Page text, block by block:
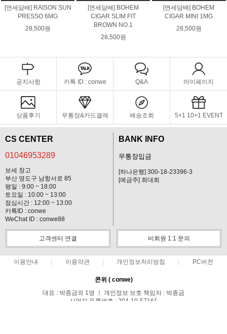
[면세담배] RAISON SUN
PRESSO 6MG
28,500원
[면세담배] BOHEM
CIGAR SLIM FIT
BROWN NO.1
28,500원
[면세담배] BOHEM
CIGAR MINI 1MG
28,500원
공지사항 카톡 ID : conwe Q&A 마이페이지
상품후기 무통장&카드결제 배송조회 5+1 10+1 EVENT
CS CENTER
01046953289
보세 창고
부산 영도구 남항서로 85
평일 : 9:00 ~ 18:00
토요일 : 10:00 ~ 13:00
점심시간 : 12:00 ~ 13:00
카톡ID : conwe
WeChat ID : conwe88
BANK INFO
무통장입금
[하나은행] 300-18-23396-3
[예금주] 최대희
고객센터 연결 비회원 1:1 문의
이용안내 이용약관 개인정보처리방침 PC버전
콘위 ( conwe)
대표 : 박종금외 1명 ㅣ 개인정보 보호 책임자 : 박종금
사업자 등록번호 : 204-10-57161